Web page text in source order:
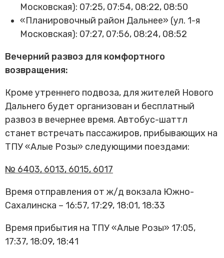
Московская): 07:25, 07:54, 08:22, 08:50
«Планировочный район Дальнее» (ул. 1-я
Московская): 07:27, 07:56, 08:24, 08:52
Вечерний развоз для комфортного
возвращения:
Кроме утреннего подвоза, для жителей Нового
Дальнего будет организован и бесплатный
развоз в вечернее время. Автобус-шаттл
станет встречать пассажиров, прибывающих на
ТПУ «Алые Розы» следующими поездами:
№ 6403, 6013, 6015, 6017
Время отправления от ж/д вокзала Южно-
Сахалинска – 16:57, 17:29, 18:01, 18:33
Время прибытия на ТПУ «Алые Розы» 17:05,
17:37, 18:09, 18:41